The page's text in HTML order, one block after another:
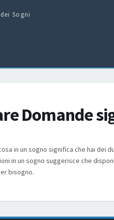
Sogni
Domande
in un sogno significa che hai dei
in un sogno suggerisce che
bisogno.